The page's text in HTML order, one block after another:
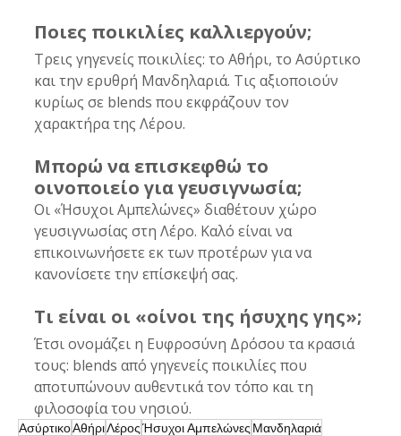
Ποιες ποικιλίες καλλιεργούν;
Τρεις γηγενείς ποικιλίες: το Αθήρι, το Ασύρτικο
και την ερυθρή Μανδηλαριά. Τις αξιοποιούν
κυρίως σε blends που εκφράζουν τον
χαρακτήρα της Λέρου.
Μπορώ να επισκεφθώ το
οινοποιείο για γευσιγνωσία;
Οι «Ήσυχοι Αμπελώνες» διαθέτουν χώρο
γευσιγνωσίας στη Λέρο. Καλό είναι να
επικοινωνήσετε εκ των προτέρων για να
κανονίσετε την επίσκεψή σας.
Τι είναι οι «οίνοι της ήσυχης γης»;
Έτσι ονομάζει η Ευφροσύνη Δρόσου τα κρασιά
τους: blends από γηγενείς ποικιλίες που
αποτυπώνουν αυθεντικά τον τόπο και τη
φιλοσοφία του νησιού.
ΑσύρτικοΑθήριΛέροςΉσυχοι Αμπελώνες Μανδηλαριά